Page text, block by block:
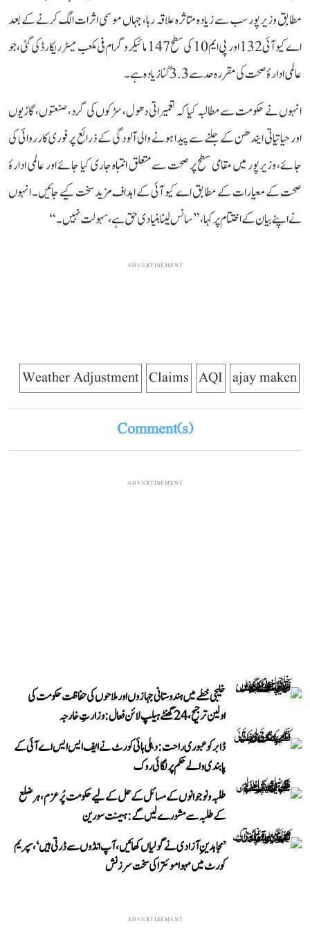
مطابق وزیرپور سب سے زیادہ متاثرہ علاقہ رہا، جہاں موسمی اثرات الگ کرنے کے بعد
اے کیو آئی 132 اور پی ایم 10 کی سطح 147 مائیکروگرام فی مکعب میٹر ریکارڈ کی گئی، جو
عالمی ادارۂ صحت کی مقررہ حد سے 3.3 گنا زیادہ ہے۔
انہوں نے حکومت سے مطالبہ کیا کہ تعمیراتی دھول، سڑکوں کی گرد، صنعتوں، گاڑیوں
اور حیاتیاتی ایندھن کے جلنے سے پیدا ہونے والی آلودگی کے ذرائع پر فوری کارروائی کی
جائے، وزیرپور میں مقامی سطح پر صحت سے متعلق انتباہ جاری کیا جائے اور عالمی ادارۂ
صحت کے معیارات کے مطابق اے کیو آئی کے اہداف مزید سخت کیے جائیں۔ انہوں
نے اپنے بیان کے اختتام پر کہا، ’’سانس لینا بنیادی حق ہے، سہولت نہیں۔‘‘
ADVERTISEMENT
ajay maken
AQI
Claims
Weather Adjustment
Comment(s)
ADVERTISEMENT
خلیجی خطے میں ہندوستانی جہازوں اور ملاحوں کی حفاظت حکومت کی
اولین ترجیح، 24 گھنٹے ہیلپ لائن فعال: وزارتِ خارجہ
ڈابر کو عبوری راحت: دہلی ہائی کورٹ نے ایف ایس ایس اے آئی کے
پابندی والے حکم پر لگائی روک
طلبہ و نوجوانوں کے مسائل کے حل کے لیے حکومت پُرعزم، ہر ضلع
کے طلبہ سے مشورے لیں گے: ہیمنت سورین
’مجاہدینِ آزادی نے گولیاں کھائیں، آپ انڈوں سے ڈرتی ہیں‘، سپریم
کورٹ میں مہوا موئترا کی سخت سرزنش
ADVERTISEMENT